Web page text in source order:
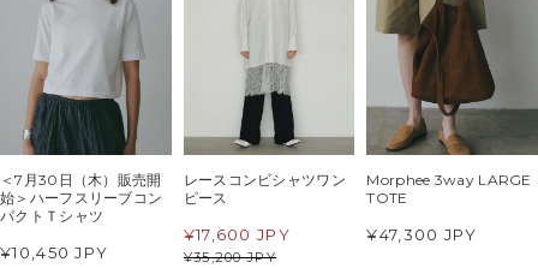
＜7月30日（木）販売開
始＞ハーフスリーブコン
パクトＴシャツ
¥10,450 JPY
レースコンビシャツワン
ピース
¥35,200 JPY
¥17,600 JPY
Morphee 3way LARGE
TOTE
¥47,300 JPY